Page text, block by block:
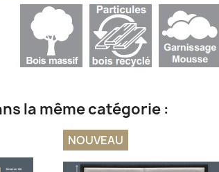
la même catégorie :
NOUVEAU